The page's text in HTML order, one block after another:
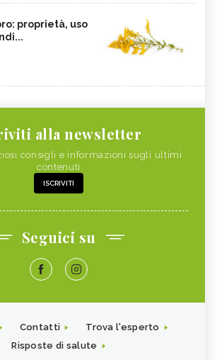
proprietà, uso
alla newsletter
consigli e informazioni sugli ultimi
contenuti
ISCRIVITI
Seguici su
Contatti
Trova l'esperto
Risposte di salute